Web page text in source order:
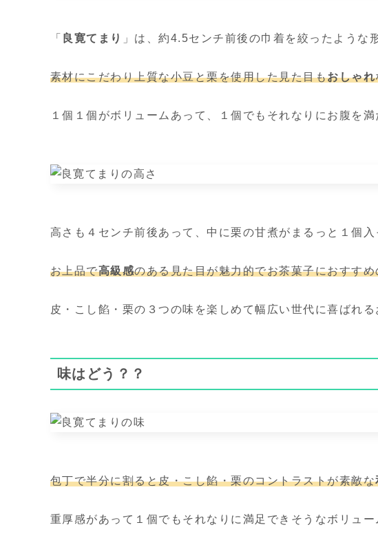
「 良寛てまり 」は、約4.5センチ前後の巾着を絞ったような
素材にこだわり上質な小豆と栗を使用した見た目もおしゃれ
１個１個がボリュームあって、１個でもそれなりにお腹を満
高さも４センチ前後あって、中に栗の甘煮がまるっと１個入
お上品で高級感のある見た目が魅力的でお茶菓子におすすめ
皮・こし餡・栗の３つの味を楽しめて幅広い世代に喜ばれる
味はどう？？
包丁で半分に割ると皮・こし餡・栗のコントラストが素敵な
重厚感があって１個でもそれなりに満足できそうなボリュー